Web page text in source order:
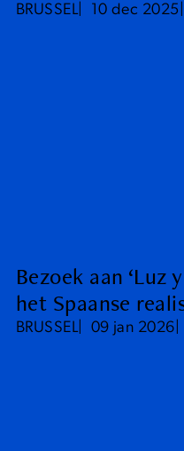
BRUSSEL 10 dec 2025
Bezoek aan ‘Luz
het Spaanse
BRUSSEL 09 jan 2026